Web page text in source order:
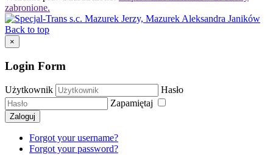
zabronione.
Back to top
×
Login Form
Użytkownik
Hasło
Zapamiętaj
Zaloguj
Forgot your username?
Forgot your password?